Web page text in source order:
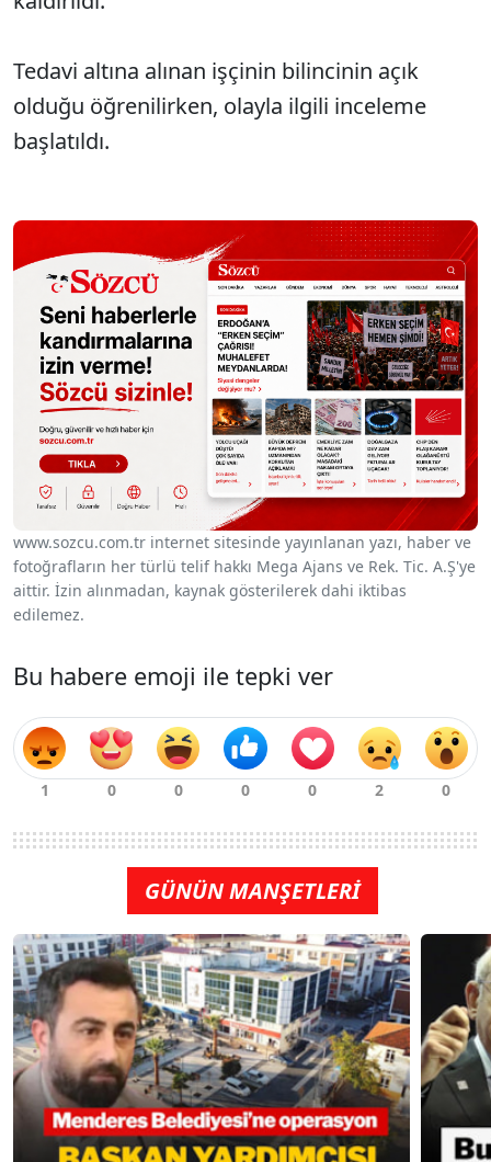
Tedavi altına alınan işçinin bilincinin açık
olduğu öğrenilirken, olayla ilgili inceleme
başlatıldı.
www.sozcu.com.tr internet sitesinde yayınlanan yazı, haber ve
fotoğrafların her türlü telif hakkı Mega Ajans ve Rek. Tic. A.Ş'ye
aittir. İzin alınmadan, kaynak gösterilerek dahi iktibas
edilemez.
Bu habere emoji ile tepki ver
GÜNÜN MANŞETLERİ